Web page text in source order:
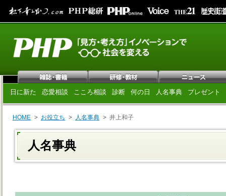
日に新た 恋愛相談 こころ相談 診断 何の日 人名事典 プレゼント
HOME お役立ち 人名事典 井上和子
人名事典